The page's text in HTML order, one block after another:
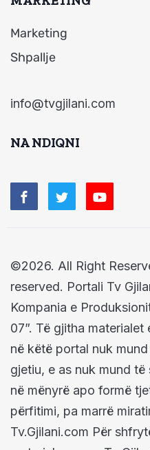
Marketing
Shpallje
info@tvgjilani.com
NA NDIQNI
©2026. All Right
reserved. Portali Tv
Kompania e
07”. Të gjitha
në këtë portal nuk
gjetiu, e as nuk mund
në mënyrë apo formë
përfitimi, pa marrë
Tv.Gjilani.com Për